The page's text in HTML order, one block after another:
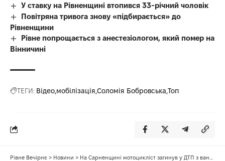
У ставку на Рівненщині втопився 33-річний чоловік
Повітряна тривога знову «підбирається» до
Рівненщини
Рівне попрощається з анестезіологом, який помер на
Вінничині
ТЕГИ: Відео мобілізація Соломія Бобровська Топ
Рівне Вечірнє > Новини > На Сарненщині мотоцикліст загинув у ДТП з вантажівкою